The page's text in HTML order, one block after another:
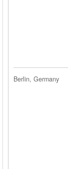
Berlin, Germany